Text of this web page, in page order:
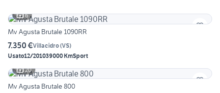
6
Mv Agusta Brutale 1090RR
7.350 €Villacidro(VS)
Usato12/201039000 KmSport
20
Mv Agusta Brutale 800